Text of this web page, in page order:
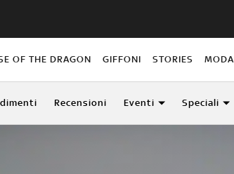
OF THE DRAGON GIFFONI STORIES MODA
Recensioni Eventi Speciali